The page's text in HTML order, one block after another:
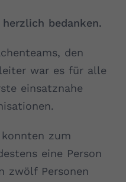
bedanken.
den
war es für alle
einsatznahe
zum
eine Person
zwölf Personen